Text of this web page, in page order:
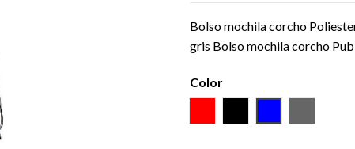
Bolso mochila corcho
gris Bolso mochila corcho
Color